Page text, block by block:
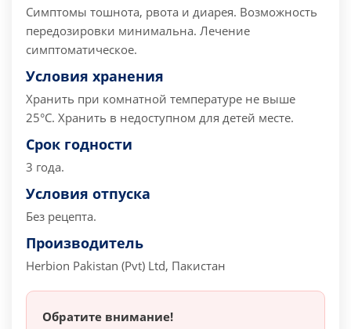
Симптомы тошнота, рвота и диарея. Возможность
передозировки минимальна. Лечение
симптоматическое.
Условия хранения
Хранить при комнатной температуре не выше
25°C. Хранить в недоступном для детей месте.
Срок годности
3 года.
Условия отпуска
Без рецепта.
Производитель
Herbion Pakistan (Pvt) Ltd, Пакистан
Обратите внимание!